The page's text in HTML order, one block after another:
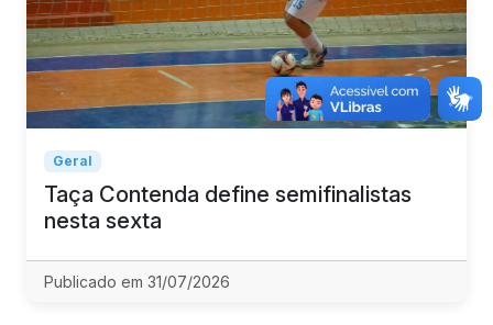
Geral
Taça Contenda define semifinalistas
nesta sexta
Publicado em 31/07/2026